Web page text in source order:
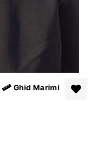
Ghid Marimi